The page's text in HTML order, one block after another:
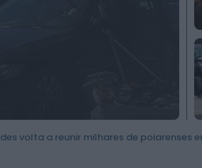
de poiarenses em três dias de fé e